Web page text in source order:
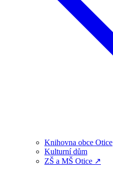
Knihovna obce Otice
Kulturní dům
ZŠ a MŠ Otice ↗